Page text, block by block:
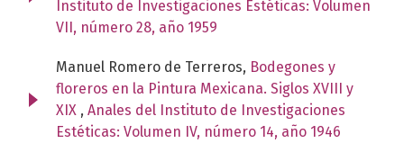
Instituto de Investigaciones Estéticas: Volumen
VII, número 28, año 1959
Manuel Romero de Terreros, Bodegones y
floreros en la Pintura Mexicana. Siglos XVIII y
XIX , Anales del Instituto de Investigaciones
Estéticas: Volumen IV, número 14, año 1946